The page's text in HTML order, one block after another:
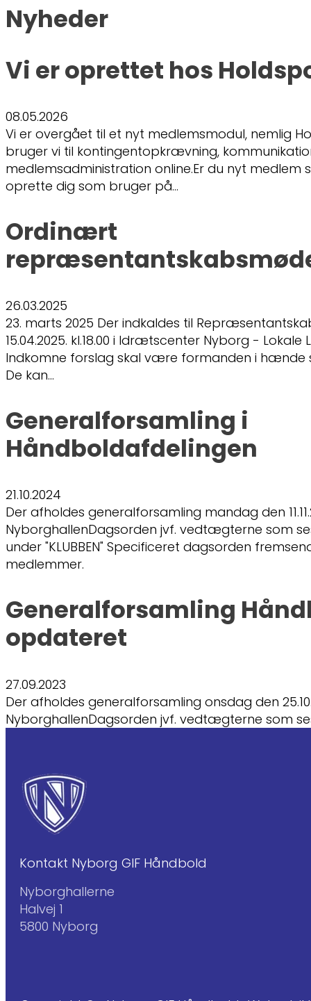
Nyheder
Vi er oprettet hos
08.05.2026
Vi er overgået til et nyt medlemsmodul, nemlig
bruger vi til kontingentopkrævning,
medlemsadministration online.Er du nyt medlem
oprette dig som bruger på…
Ordinært
26.03.2025
23. marts 2025 Der indkaldes til
15.04.2025. kl.18.00 i Idrætscenter Nyborg -
Indkomne forslag skal være formanden i hænde
De kan…
Generalforsamling i
Håndboldafdelingen
21.10.2024
Der afholdes generalforsamling mandag den
NyborghallenDagsorden jvf. vedtægterne som
under "KLUBBEN" Specificeret dagsorden
medlemmer.
Generalforsamling
opdateret
27.09.2023
Der afholdes generalforsamling onsdag den
NyborghallenDagsorden jvf. vedtægterne som
Kontakt Nyborg GIF Håndbold
Nyborghallerne
Halvej 1
5800 Nyborg